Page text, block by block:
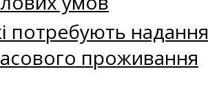
потребують надання
проживання